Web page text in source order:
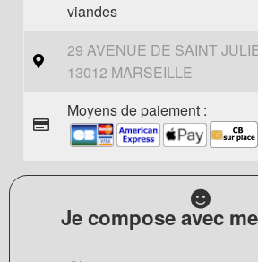
viandes
29 AVENUE DE SAINT
13012 MARSEILLE
Moyens de paiement :
Je compose avec